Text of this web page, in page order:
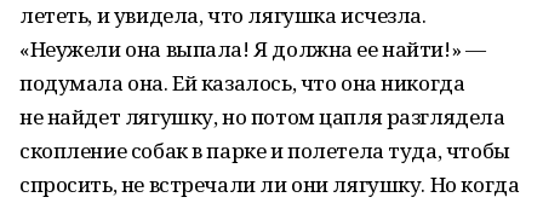
лететь, и увидела, что лягушка исчезла.
«Неужели она выпала! Я должна ее найти!» —
подумала она. Ей казалось, что она никогда
не найдет лягушку, но потом цапля разглядела
скопление собак в парке и полетела туда, чтобы
спросить, не встречали ли они лягушку. Но когда